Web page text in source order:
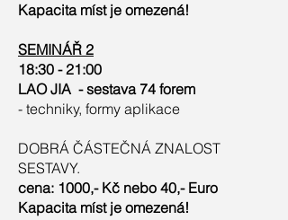
Kapacita míst je omezená!
SEMINÁŘ 2
18:30 - 21:00
LAO JIA - sestava 74 forem
- techniky, formy aplikace
DOBRÁ ČÁSTEČNÁ ZNALOST
SESTAVY.
cena: 1000,- Kč nebo 40,- Euro
Kapacita míst je omezená!